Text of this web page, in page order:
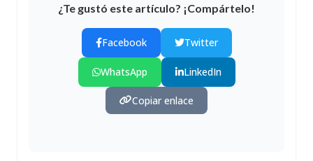
¿Te gustó este artículo? ¡Compártelo!
Facebook Twitter
WhatsApp LinkedIn
Copiar enlace